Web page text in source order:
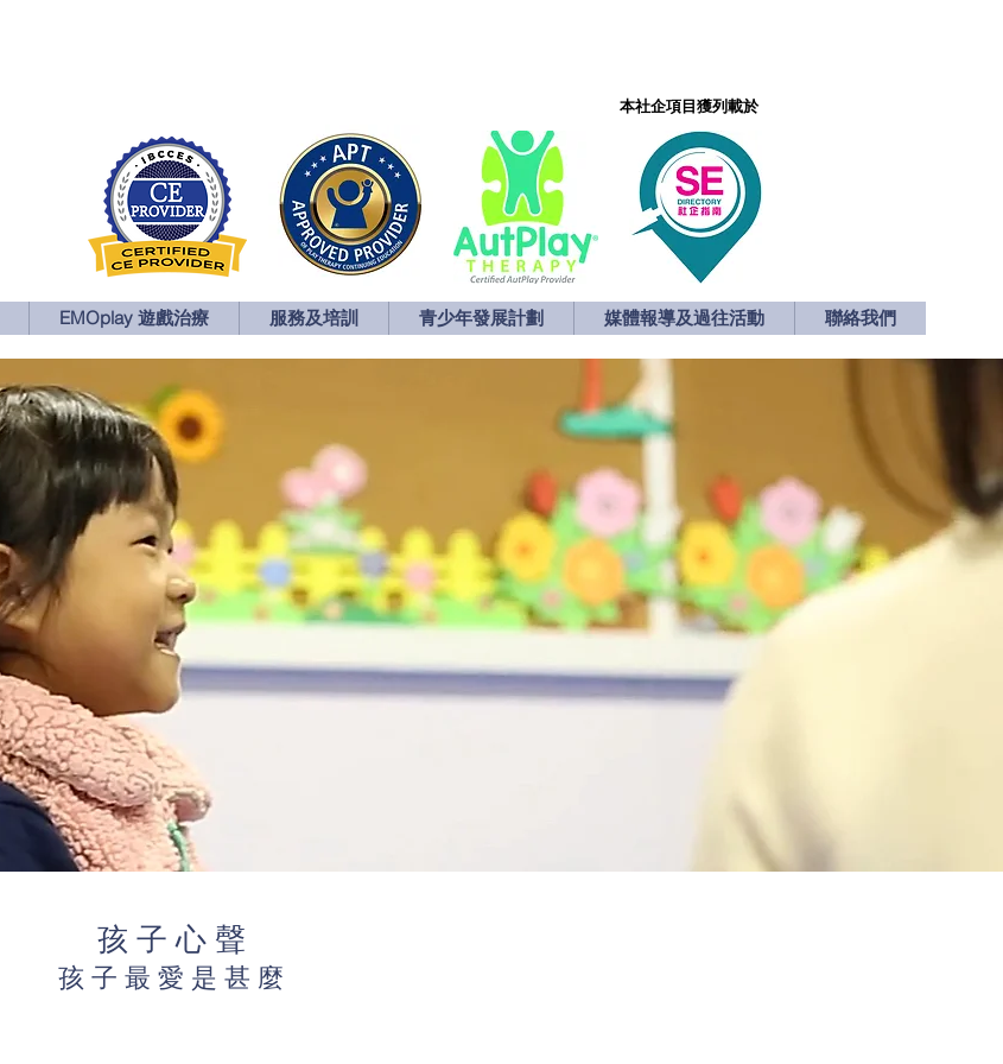
返回 yNOTPlay主頁 中文(繁)
本社企項目獲列載於
EMOplay 遊戲治療 服務及培訓 青少年發展計劃 媒體報導及過往活動 聯絡我們
本社企項目獲列載於
EMOplay 遊戲治療 服務及培訓 青少年發展計劃 媒體報導及過往活動 聯絡我們
孩 子 心 聲
孩 子 最 愛 是 甚 麼